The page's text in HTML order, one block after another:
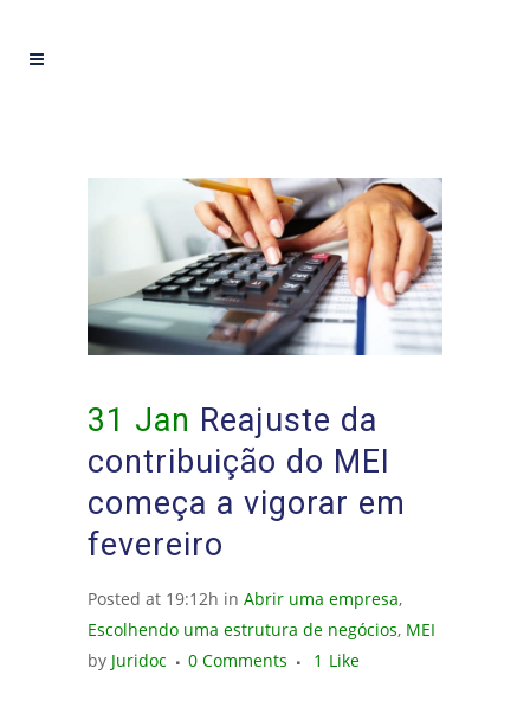
31 Jan Reajuste da
contribuição do MEI
começa a vigorar em
fevereiro
Posted at 19:12h in Abrir uma empresa,
Escolhendo uma estrutura de negócios, MEI
by Juridoc 0 Comments 1 Like